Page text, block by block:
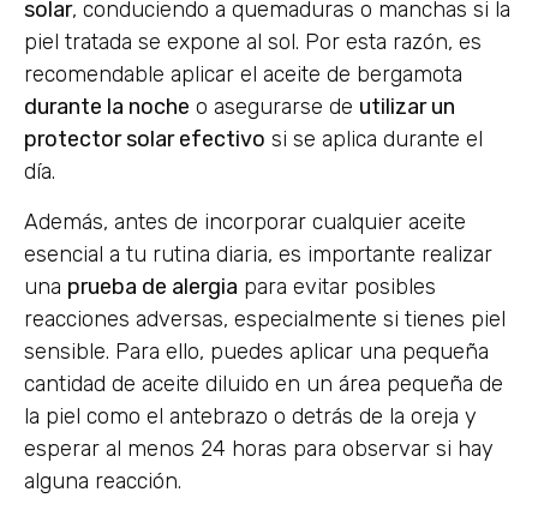
solar, conduciendo a quemaduras o manchas si la
piel tratada se expone al sol. Por esta razón, es
recomendable aplicar el aceite de bergamota
durante la noche o asegurarse de utilizar un
protector solar efectivo si se aplica durante el
día.
Además, antes de incorporar cualquier aceite
esencial a tu rutina diaria, es importante realizar
una prueba de alergia para evitar posibles
reacciones adversas, especialmente si tienes piel
sensible. Para ello, puedes aplicar una pequeña
cantidad de aceite diluido en un área pequeña de
la piel como el antebrazo o detrás de la oreja y
esperar al menos 24 horas para observar si hay
alguna reacción.